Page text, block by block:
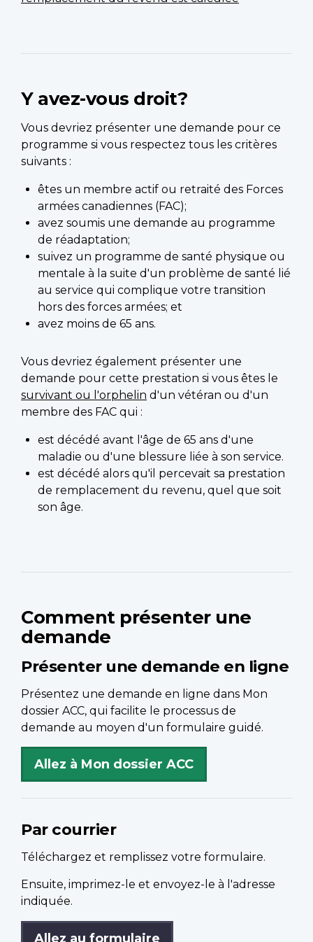
Y avez-vous droit?
Vous devriez présenter une demande pour ce
programme si vous respectez tous les critères
suivants :
êtes un membre actif ou retraité des Forces
armées canadiennes (FAC);
avez soumis une demande au programme
de réadaptation;
suivez un programme de santé physique ou
mentale à la suite d'un problème de santé lié
au service qui complique votre transition
hors des forces armées; et
avez moins de 65 ans.
Vous devriez également présenter une
demande pour cette prestation si vous êtes le
survivant ou l'orphelin d'un vétéran ou d'un
membre des FAC qui :
est décédé avant l'âge de 65 ans d'une
maladie ou d'une blessure liée à son service.
est décédé alors qu'il percevait sa prestation
de remplacement du revenu, quel que soit
son âge.
Comment présenter une
demande
Présenter une demande en ligne
Présentez une demande en ligne dans Mon
dossier ACC, qui facilite le processus de
demande au moyen d'un formulaire guidé.
Allez à Mon dossier ACC
Par courrier
Téléchargez et remplissez votre formulaire.
Ensuite, imprimez-le et envoyez-le à l'adresse
indiquée.
Allez au formulaire